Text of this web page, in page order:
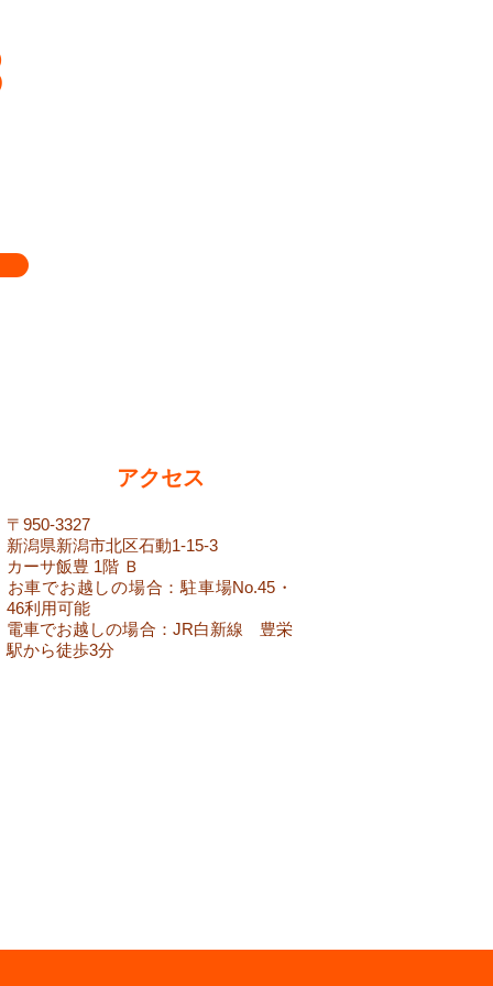
アクセス
​〒950-3327
新潟県新潟市北区石動1-15-3
カーサ飯豊 1階 Ｂ
​お車でお越しの場合：駐車場No.45・
46利用可能
​電車でお越しの場合：JR白新線 豊栄
駅から徒歩3分